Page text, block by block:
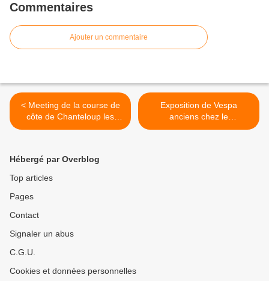
Commentaires
Ajouter un commentaire
< Meeting de la course de
côte de Chanteloup les
Vignes 2015 en images
Exposition de Vespa
anciens chez le
concessionnaire VESPA
Hébergé par Overblog
Top articles
Pages
Contact
Signaler un abus
C.G.U.
Cookies et données personnelles